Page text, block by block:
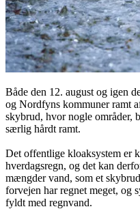
Både den 12. august og igen
og Nordfyns kommuner ramt
skybrud, hvor nogle områder,
særlig hårdt ramt.
Det offentlige kloaksystem er
hverdagsregn, og det kan
mængder vand, som et
forvejen har regnet meget, og
fyldt med regnvand.